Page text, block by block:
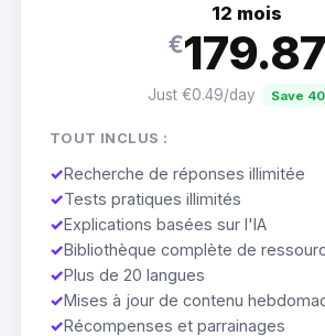
12 mois
€179.87
Just €0.49/day Save
TOUT INCLUS :
✓Recherche de réponses illimitée
✓Tests pratiques illimités
✓Explications basées sur l'IA
✓Bibliothèque complète de
✓Plus de 20 langues
✓Mises à jour de contenu
✓Récompenses et parrainages